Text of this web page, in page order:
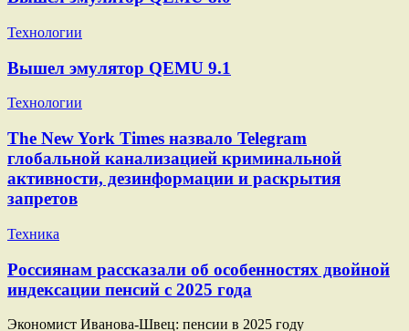
Технологии
Вышел эмулятор QEMU 9.1
Технологии
The New York Times назвало Telegram
глобальной канализацией криминальной
активности, дезинформации и раскрытия
запретов
Техника
Россиянам рассказали об особенностях двойной
индексации пенсий с 2025 года
Экономист Иванова-Швец: пенсии в 2025 году